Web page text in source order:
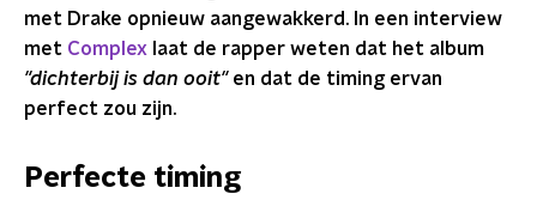
met Drake opnieuw aangewakkerd. In een interview
met Complex laat de rapper weten dat het album
"dichterbij is dan ooit"en dat de timing ervan
perfect zou zijn.
Perfecte timing